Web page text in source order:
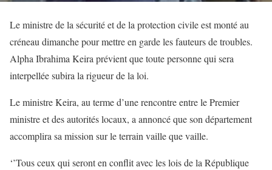
Le ministre de la sécurité et de la protection civile est monté au
créneau dimanche pour mettre en garde les fauteurs de troubles.
Alpha Ibrahima Keira prévient que toute personne qui sera
interpellée subira la rigueur de la loi.
Le ministre Keira, au terme d’une rencontre entre le Premier
ministre et des autorités locaux, a annoncé que son département
accomplira sa mission sur le terrain vaille que vaille.
‘’Tous ceux qui seront en conflit avec les lois de la République